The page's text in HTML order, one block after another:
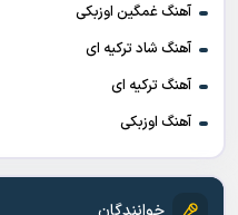
آهنگ غمگین اوزبکی
آهنگ شاد ترکیه ای
آهنگ ترکیه ای
آهنگ اوزبکی